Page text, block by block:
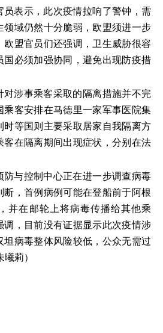
员表示，此次疫情拉响了警钟，需
领域仍然十分脆弱，欧盟须进一步
欧盟官员们还强调，卫生威胁很容
国必须加强协同，避免出现防疫措
对涉事乘客采取的隔离措施并不完
乘客安排在马德里一家军事医院集
时等国则主要采取居家自我隔离方
客在隔离期间出现症状，分别在法
防与控制中心正在进一步调查病毒
断，首例病例可能在登船前于阿根
并在邮轮上将病毒传播给其他乘
调，目前没有证据显示此次疫情涉
坦病毒整体风险较低，公众无需过
莉）